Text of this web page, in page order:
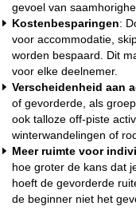
gevoel van
Kostenbesparingen:
voor accommodatie,
worden bespaard. Dit
voor elke deelnemer.
Verscheidenheid aan
of gevorderde, als
ook talloze off-piste
winterwandelingen of
Meer ruimte voor
hoe groter de kans dat
hoeft de gevorderde
de beginner niet het